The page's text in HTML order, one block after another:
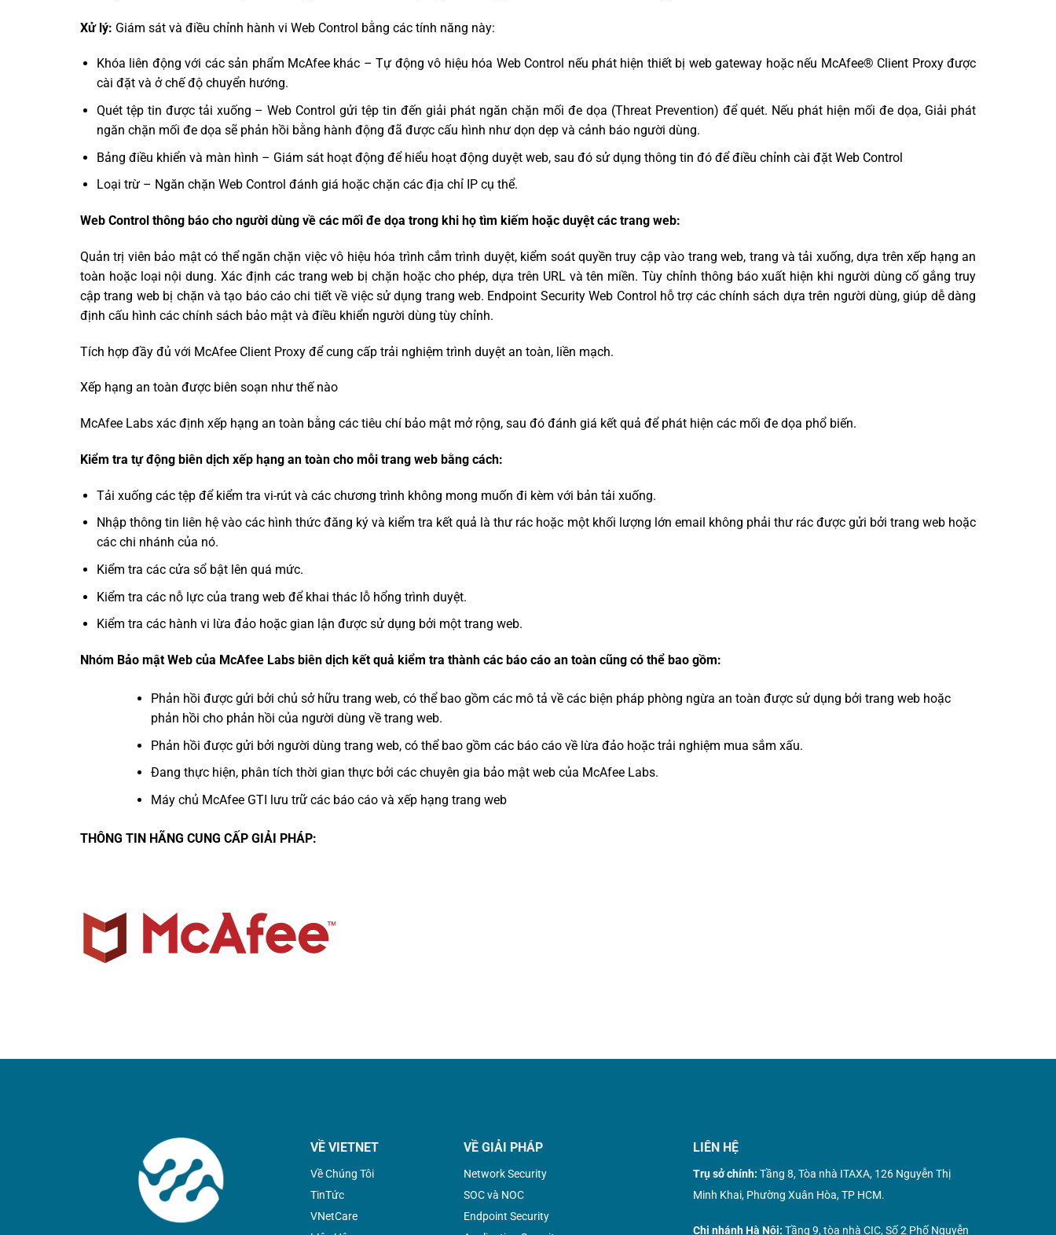
Xử lý: Giám sát và điều chỉnh hành vi Web Control bằng các tính năng này:
Khóa liên động với các sản phẩm McAfee khác – Tự động vô hiệu hóa Web Control nếu phát hiện thiết bị web gateway hoặc nếu McAfee® Client Proxy được
cài đặt và ở chế độ chuyển hướng.
Quét tệp tin được tải xuống – Web Control gửi tệp tin đến giải phát ngăn chặn mối đe dọa (Threat Prevention) để quét. Nếu phát hiện mối đe dọa, Giải phát
ngăn chặn mối đe dọa sẽ phản hồi bằng hành động đã được cấu hình như dọn dẹp và cảnh báo người dùng.
Bảng điều khiển và màn hình – Giám sát hoạt động để hiểu hoạt động duyệt web, sau đó sử dụng thông tin đó để điều chỉnh cài đặt Web Control
Loại trừ – Ngăn chặn Web Control đánh giá hoặc chặn các địa chỉ IP cụ thể.
Web Control thông báo cho người dùng về các mối đe dọa trong khi họ tìm kiếm hoặc duyệt các trang web:
Quản trị viên bảo mật có thể ngăn chặn việc vô hiệu hóa trình cắm trình duyệt, kiểm soát quyền truy cập vào trang web, trang và tải xuống, dựa trên xếp hạng an
toàn hoặc loại nội dung. Xác định các trang web bị chặn hoặc cho phép, dựa trên URL và tên miền. Tùy chỉnh thông báo xuất hiện khi người dùng cố gắng truy
cập trang web bị chặn và tạo báo cáo chi tiết về việc sử dụng trang web. Endpoint Security Web Control hỗ trợ các chính sách dựa trên người dùng, giúp dễ dàng
định cấu hình các chính sách bảo mật và điều khiển người dùng tùy chỉnh.
Tích hợp đầy đủ với McAfee Client Proxy để cung cấp trải nghiệm trình duyệt an toàn, liền mạch.
Xếp hạng an toàn được biên soạn như thế nào
McAfee Labs xác định xếp hạng an toàn bằng các tiêu chí bảo mật mở rộng, sau đó đánh giá kết quả để phát hiện các mối đe dọa phổ biến.
Kiểm tra tự động biên dịch xếp hạng an toàn cho mỗi trang web bằng cách:
Tải xuống các tệp để kiểm tra vi-rút và các chương trình không mong muốn đi kèm với bản tải xuống.
Nhập thông tin liên hệ vào các hình thức đăng ký và kiểm tra kết quả là thư rác hoặc một khối lượng lớn email không phải thư rác được gửi bởi trang web hoặc
các chi nhánh của nó.
Kiểm tra các cửa sổ bật lên quá mức.
Kiểm tra các nỗ lực của trang web để khai thác lỗ hổng trình duyệt.
Kiểm tra các hành vi lừa đảo hoặc gian lận được sử dụng bởi một trang web.
Nhóm Bảo mật Web của McAfee Labs biên dịch kết quả kiểm tra thành các báo cáo an toàn cũng có thể bao gồm:
Phản hồi được gửi bởi chủ sở hữu trang web, có thể bao gồm các mô tả về các biện pháp phòng ngừa an toàn được sử dụng bởi trang web hoặc
phản hồi cho phản hồi của người dùng về trang web.
Phản hồi được gửi bởi người dùng trang web, có thể bao gồm các báo cáo về lừa đảo hoặc trải nghiệm mua sắm xấu.
Đang thực hiện, phân tích thời gian thực bởi các chuyên gia bảo mật web của McAfee Labs.
Máy chủ McAfeeGTI lưu trữ các báo cáo và xếp hạng trang web
THÔNG TIN HÃNG CUNG CẤP GIẢI PHÁP:
VỀ VIETNET
Về Chúng Tôi
TinTức
VNetCare
VỀ GIẢI PHÁP
Network Security
SOC và NOC
Endpoint Security
LIÊN HỆ
Trụ sở chính: Tầng 8, Tòa nhà ITAXA, 126 Nguyễn Thị
Minh Khai, Phường Xuân Hòa, TP HCM.
Chi nhánh Hà Nội: Tầng 9, tòa nhà CIC, Số 2 Phố Nguyễn